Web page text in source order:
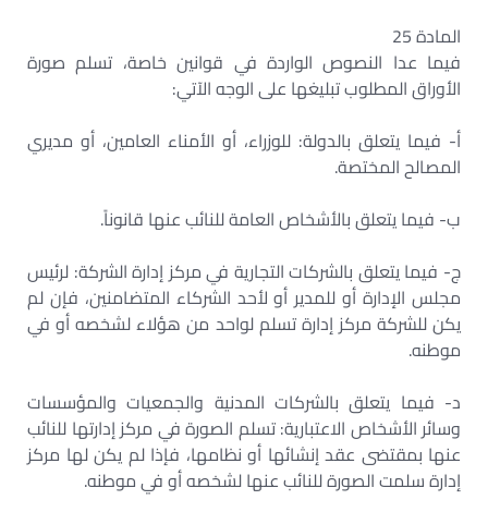
المادة 25
فيما عدا النصوص الواردة في قوانين خاصة، تسلم صورة
الأوراق المطلوب تبليغها على الوجه الآتي:
‌أ- فيما يتعلق بالدولة: للوزراء، أو الأمناء العامين، أو مديري
المصالح المختصة.
‌ب- فيما يتعلق بالأشخاص العامة للنائب عنها قانوناً.
‌ج- فيما يتعلق بالشركات التجارية في مركز إدارة الشركة: لرئيس
مجلس الإدارة أو للمدير أو لأحد الشركاء المتضامنين، فإن لم
يكن للشركة مركز إدارة تسلم لواحد من هؤلاء لشخصه أو في
موطنه.
‌د- فيما يتعلق بالشركات المدنية والجمعيات والمؤسسات
وسائر الأشخاص الاعتبارية: تسلم الصورة في مركز إدارتها للنائب
عنها بمقتضى عقد إنشائها أو نظامها، فإذا لم يكن لها مركز
إدارة سلمت الصورة للنائب عنها لشخصه أو في موطنه.